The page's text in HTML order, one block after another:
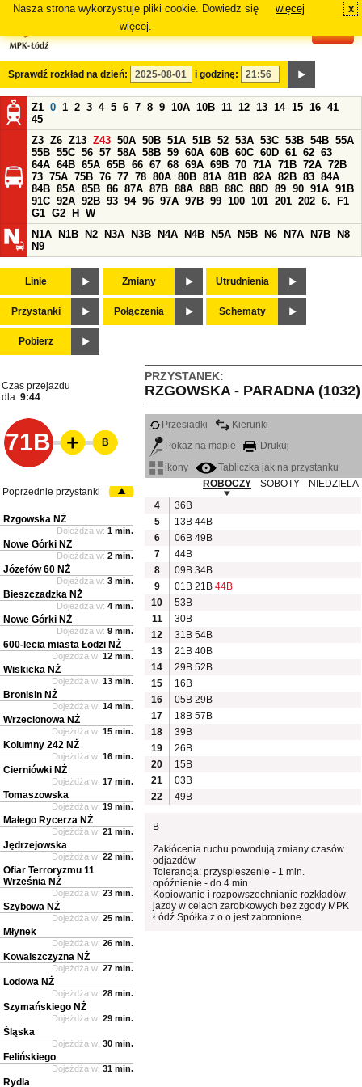
Nasza strona wykorzystuje pliki cookie. Dowiedz się
więcej.
więcej x
Sprawdź rozkład na dzień: i godzinę:
Z1 0 1 2 3 4 5 6 7 8 9 10A 10B 11 12 13 14 15 16 41
45
Z3 Z6 Z13 Z43 50A 50B 51A 51B 52 53A 53C 53B 54B 55A
55B 55C 56 57 58A 58B 59 60A 60B 60C 60D 61 62 63
64A 64B 65A 65B 66 67 68 69A 69B 70 71A 71B 72A 72B
73 75A 75B 76 77 78 80A 80B 81A 81B 82A 82B 83 84A
84B 85A 85B 86 87A 87B 88A 88B 88C 88D 89 90 91A 91B
91C 92A 92B 93 94 96 97A 97B 99 100 101 201 202 6.
F1
G1 G2 H
W
N1A
N1B N2 N3A N3B N4A N4B N5A N5B N6 N7A N7B
N8
N9
Linie Zmiany Utrudnienia
Przystanki Połączenia Schematy
Pobierz
PRZYSTANEK:
RZGOWSKA - PARADNA (1032)
Czas przejazdu
dla: 9:44
71B
Przesiadki
Kierunki
Pokaż na mapie
Drukuj
ikony
Tabliczka jak na przystanku
ROBOCZY
SOBOTY
NIEDZIELA
4
36B
5
13B 44B
6
06B 49B
7
44B
8
09B 34B
9
01B 21B 44B
10
53B
11
30B
12
31B 54B
13
21B 40B
14
29B 52B
15
16B
16
05B 29B
17
18B 57B
18
39B
19
26B
20
15B
21
03B
22
49B
B
Zakłócenia ruchu powodują zmiany czasów
odjazdów
Tolerancja: przyspieszenie - 1 min.
opóźnienie - do 4 min.
Kopiowanie i rozpowszechnianie rozkładów
jazdy w celach zarobkowych bez zgody MPK
Łódź Spółka z o.o jest zabronione.
B
Poprzednie przystanki
Rzgowska NŻ
Dojeżdża w: 1 min.
Nowe Górki NŻ
Dojeżdża w: 2 min.
Józefów 60 NŻ
Dojeżdża w: 3 min.
Bieszczadzka NŻ
Dojeżdża w: 4 min.
Nowe Górki NŻ
Dojeżdża w: 9 min.
600-lecia miasta Łodzi NŻ
Dojeżdża w: 12 min.
Wiskicka NŻ
Dojeżdża w: 13 min.
Bronisin NŻ
Dojeżdża w: 14 min.
Wrzecionowa NŻ
Dojeżdża w: 15 min.
Kolumny 242 NŻ
Dojeżdża w: 16 min.
Cierniówki NŻ
Dojeżdża w: 17 min.
Tomaszowska
Dojeżdża w: 19 min.
Małego Rycerza NŻ
Dojeżdża w: 21 min.
Jędrzejowska
Dojeżdża w: 22 min.
Ofiar Terroryzmu 11
Września NŻ
Dojeżdża w: 23 min.
Szybowa NŻ
Dojeżdża w: 25 min.
Młynek
Dojeżdża w: 26 min.
Kowalszczyzna NŻ
Dojeżdża w: 27 min.
Lodowa NŻ
Dojeżdża w: 28 min.
Szymańskiego NŻ
Dojeżdża w: 29 min.
Śląska
Dojeżdża w: 30 min.
Felińskiego
Dojeżdża w: 31 min.
Rydla